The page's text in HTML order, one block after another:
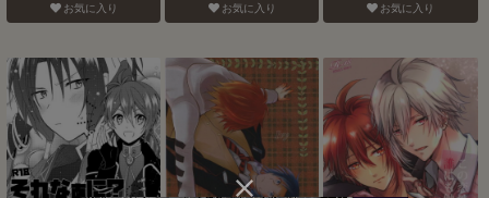
お気に入り お気に入り お気に入り